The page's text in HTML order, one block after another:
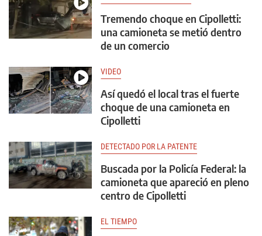
Tremendo choque en Cipolletti:
una camioneta se metió dentro
de un comercio
VIDEO
Así quedó el local tras el fuerte
choque de una camioneta en
Cipolletti
DETECTADO POR LA PATENTE
Buscada por la Policía Federal: la
camioneta que apareció en pleno
centro de Cipolletti
EL TIEMPO